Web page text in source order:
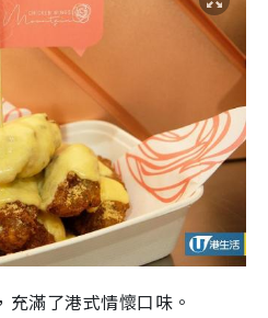
滿了港式情懷口味。